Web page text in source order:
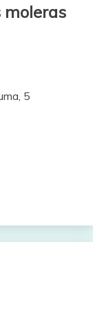
moleras
5